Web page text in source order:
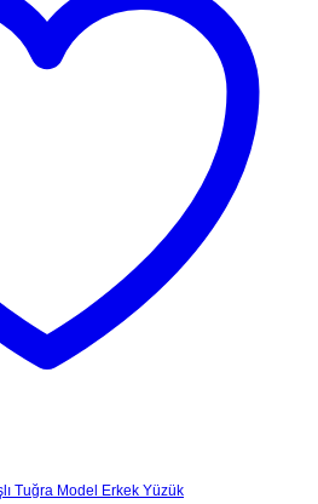
Tuğra Model Erkek Yüzük